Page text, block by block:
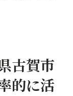
古賀市
的に活